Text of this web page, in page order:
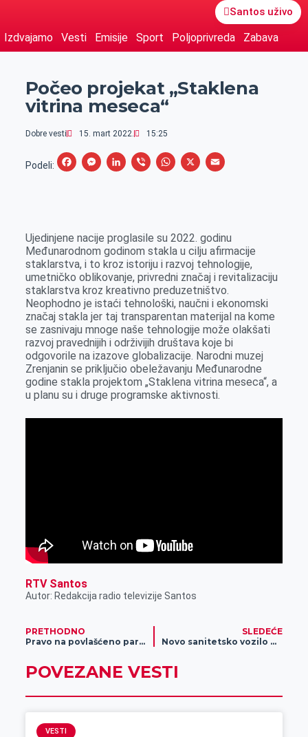
Santos uživo
Izdvajamo Vesti Emisije Sport Poljoprivreda Zabava
Počeo projekat „Staklena
vitrina meseca“
Dobre vesti 15. mart 2022. 15:25
Podeli:
F
b
o
o
k
M
e
n
g
e
r
L
e
d
I
n
V
r
W
s
A
p
p
X
E
l
Ujedinjene nacije proglasile su 2022. godinu
Međunarodnom godinom stakla u cilju afirmacije
staklarstva, i to kroz istoriju i razvoj tehnologije,
umetničko oblikovanje, privredni značaj i revitalizaciju
staklarstva kroz kreativno preduzetništvo.
Neophodno je istaći tehnološki, naučni i ekonomski
značaj stakla jer taj transparentan materijal na kome
se zasnivaju mnoge naše tehnologije može olakšati
razvoj pravednijih i održivijih društava koje bi
odgovorile na izazove globalizacije. Narodni muzej
Zrenjanin se priklјučio obeležavanju Međunarodne
godine stakla projektom „Staklena vitrina meseca“, a
u planu su i druge programske aktivnosti.
RTV Santos
Autor: Redakcija radio televizije Santos
PRETHODNO
Pravo na povlašćeno parkiranje u zoni dispanzera Doma zdravlja za roditelje ili staratelje dece do detetove navršene prve godine života
SLEDEĆE
Novo sanitetsko vozilo Hitne pomoći u Zrenjaninu
POVEZANE VESTI
VESTI